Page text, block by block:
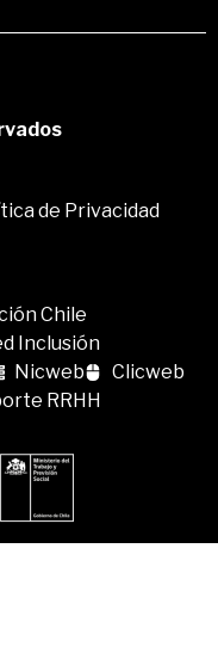
de Privacidad
Chile
Inclusión
Nicweb
Clicweb
RRHH